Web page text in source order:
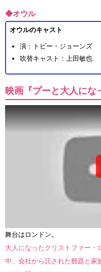
◆オウル
オウルのキャスト
演：トビー・ジョーンズ
吹替キャスト：上田敏也
映画『プーと大人にな
舞台はロンドン。
大人になったクリストファー・
中、会社から託された難題と家